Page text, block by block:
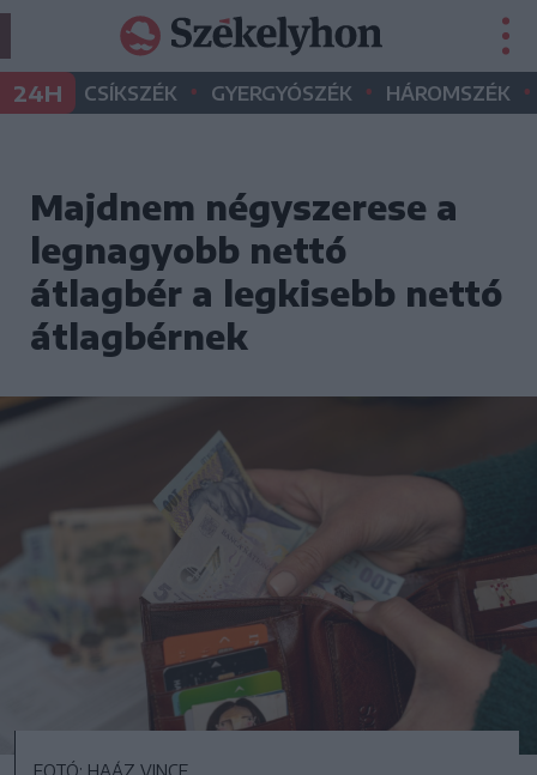
24H CSÍKSZÉK • GYERGYÓSZÉK • HÁROMSZÉK •
Majdnem négyszerese a
legnagyobb nettó
átlagbér a legkisebb nettó
átlagbérnek
FOTÓ: HAÁZ VINCE